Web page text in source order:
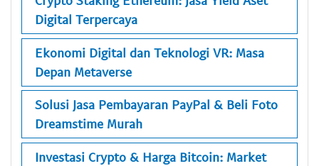
Digital Terpercaya
Ekonomi Digital dan Teknologi VR: Masa
Depan Metaverse
Solusi Jasa Pembayaran PayPal & Beli Foto
Dreamstime Murah
Investasi Crypto & Harga Bitcoin: Market